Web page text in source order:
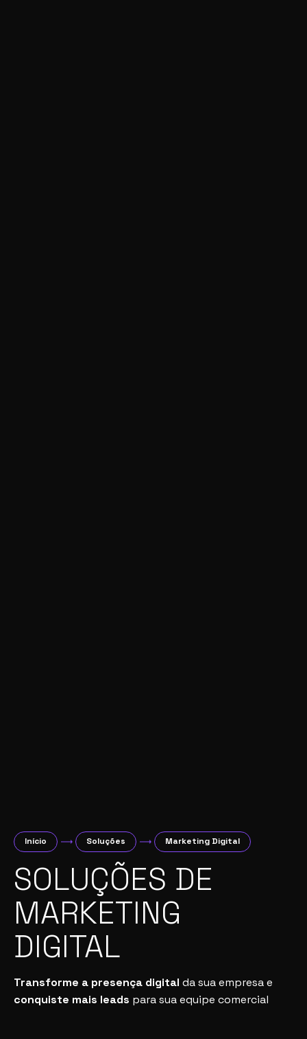
Início Soluções Marketing Digital
SOLUÇÕES DE
MARKETING
DIGITAL
Transforme a presença digital da sua empresa e
conquiste mais leads para sua equipe comercial